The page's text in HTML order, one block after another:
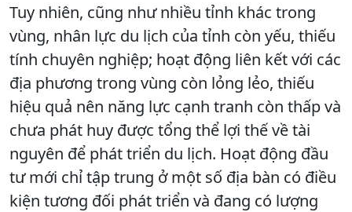
Tuy nhiên, cũng như nhiều tỉnh khác trong
vùng, nhân lực du lịch của tỉnh còn yếu, thiếu
tính chuyên nghiệp; hoạt động liên kết với các
địa phương trong vùng còn lỏng lẻo, thiếu
hiệu quả nên năng lực cạnh tranh còn thấp và
chưa phát huy được tổng thể lợi thế về tài
nguyên để phát triển du lịch. Hoạt động đầu
tư mới chỉ tập trung ở một số địa bàn có điều
kiện tương đối phát triển và đang có lượng